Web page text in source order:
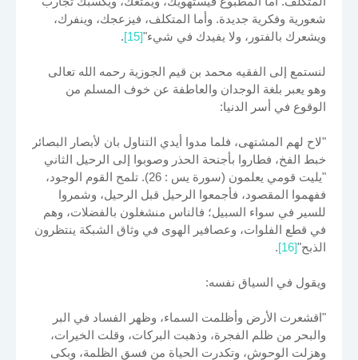
شعورية وفكرية جديدة. وأما المتكلف، فيزعجك، وينفرك،
ويشعرك بالفتور، ولا يفيدك في شيء"[15]
.
لنستمع إلى الفقيه محمد بن قيم الجوزية رحمه الله تعالى
وهو يعبر بلغة الوجدان والعاطفة عن خوف المسلم من
الوقوع في أسر الدنيا:
"لاح لهم المشتهى، فلما مدوا أيدي التناول بان لأبصار البصائر
خبط الفخ، فطاروا بأجنحة الحذر وصوبوا إلى الرحيل الثاني
"يليت قومي يعلمون (سورة يس : 26). تلمح القوم الوجود،
ففهموا المقصود، فأجمعوا الرحيل قبل الرحيل، وشمروا
للسير في سواء السبيل؛ فالناس منشغلون بالفضلات، وهم
في قطع الفلوات، وعصافير الهوى في وثاق الشبكة ينتظرون
الذبح"[16]
.
ويقول في السياق نفسه:
"اقشعرت الأرض وأظلمت السماء، وظهر الفساد في البر
والبحر من ظلم الفجرة، وذهبت البركات، وقلت الخيرات،
وهزلت الوحوش، وتكدرت الحياة من فسق الظلمة، وبكى